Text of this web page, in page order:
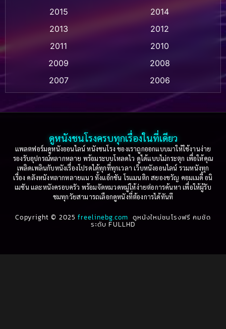
Based on a True Story เรื่องจริง(36)
Based on Novel(16)
Betrayal(1)
Biography(3)
2015
2014
2013
2012
2011
2010
2009
2008
2007
2006
2005
2004
2003
2002
2001
2000
1999
1998
1997
1996
1995
1994
1993
1992
1991
1990
ดูหนังชนโรงครบทุกเรื่องในที่เดียว
แพลตฟอร์มดูหนังออนไลน์ หนังชนโรง ของเราถูกออกแบบมาให้ใช้งานง่าย
รองรับอุปกรณ์หลากหลาย พร้อมระบบโหลดไว ดูได้แบบไม่กระตุก เพื่อให้คุณ
เพลิดเพลินกับหนังเรื่องโปรดได้ทุกที่ทุกเวลา เว็บหนังออนไลน์ รวมหนังทุก
เรื่อง คลังหนังหลากหลายแนว ทั้งแอ็กชัน โรแมนติก สยองขวัญ คอมเมดี้ อนิ
เมชัน และหนังครอบครัว พร้อมจัดหมวดหมู่ให้ง่ายต่อการค้นหา เพื่อให้ผู้รับ
ชมทุกวัยสามารถเลือกดูหนังที่ต้องการได้ทันที
Copyright © 2025freelinebg.com ดูหนังใหม่ชนโรงฟรี คมชัด
ระดับ FULLHD